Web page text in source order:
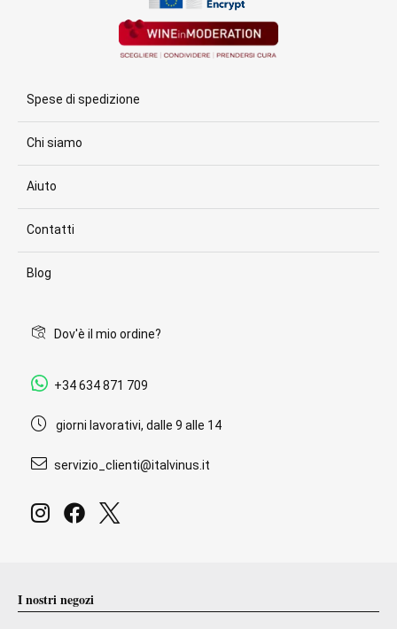
Spese di spedizione
Chi siamo
Aiuto
Contatti
Blog
Dov'è il mio ordine?
+34 634 871 709
giorni lavorativi, dalle 9 alle 14
servizio_clienti@italvinus.it
I nostri negozi